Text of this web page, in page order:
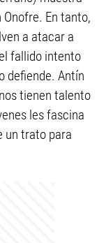
En tanto,
a atacar a
fallido intento
defiende. Antín
tienen talento
les fascina
un trato para